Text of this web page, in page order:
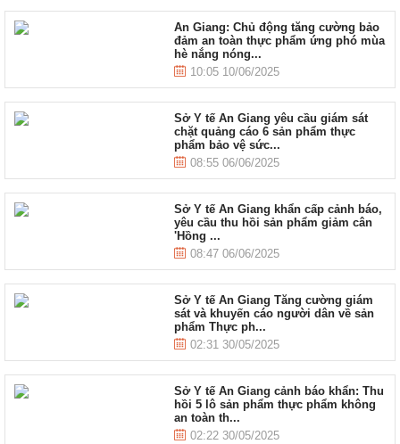
An Giang: Chủ động tăng cường bảo
đảm an toàn thực phẩm ứng phó mùa
hè nắng nóng...
10:05 10/06/2025
Sở Y tế An Giang yêu cầu giám sát
chặt quảng cáo 6 sản phẩm thực
phẩm bảo vệ sức...
08:55 06/06/2025
Sở Y tế An Giang khẩn cấp cảnh báo,
yêu cầu thu hồi sản phẩm giảm cân
'Hồng ...
08:47 06/06/2025
Sở Y tế An Giang Tăng cường giám
sát và khuyến cáo người dân về sản
phẩm Thực ph...
02:31 30/05/2025
Sở Y tế An Giang cảnh báo khẩn: Thu
hồi 5 lô sản phẩm thực phẩm không
an toàn th...
02:22 30/05/2025